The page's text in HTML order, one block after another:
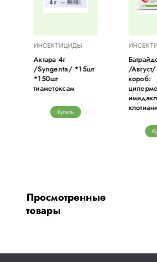
ИНСЕКТИЦИДЫ
Актара 4г
/Syngenta/ *15шт
*150шт
тиаметоксам
Купить
/
короб:
Просмотренные
товары